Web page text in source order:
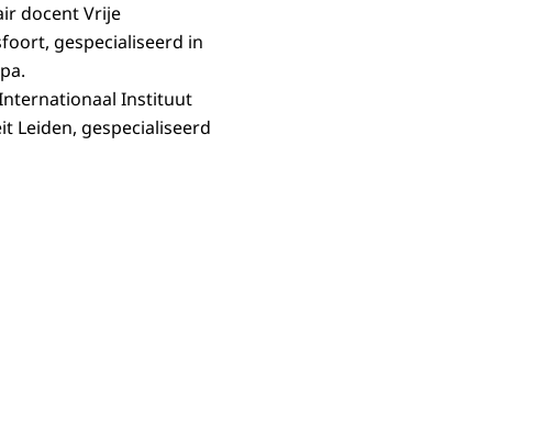
docent Vrije
gespecialiseerd in
Instituut
Leiden, gespecialiseerd